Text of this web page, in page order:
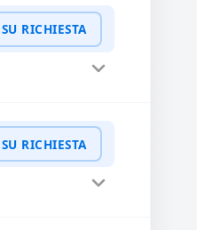
WhatsApp
SU RICHIESTA
WhatsApp
SU RICHIESTA